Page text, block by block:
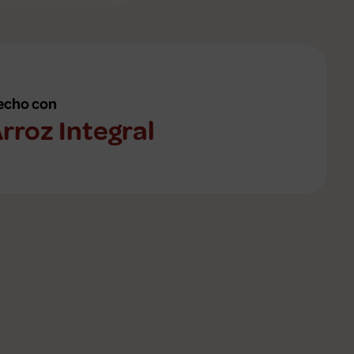
con
Integral